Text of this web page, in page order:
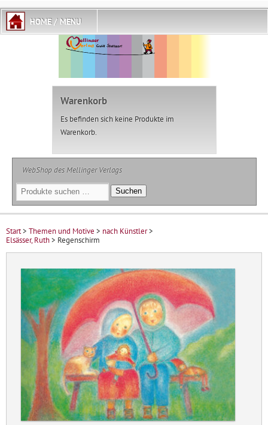
Warenkorb
Es befinden sich keine Produkte im
Warenkorb.
WebShop des Mellinger Verlags
Suchen
nach:
Suchen
Start> Themen und Motive > nach Künstler>
Elsässer, Ruth> Regenschirm